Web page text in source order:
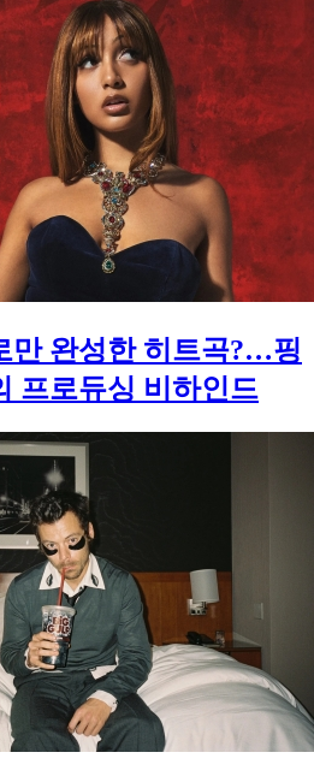
만 완성한 히트곡?…핑
프로듀싱 비하인드